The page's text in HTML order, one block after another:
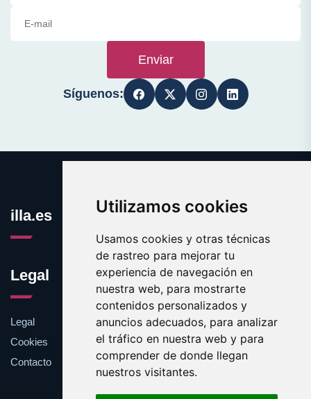
Utilizamos cookies
Usamos cookies y otras técnicas
de rastreo para mejorar tu
experiencia de navegación en
nuestra web, para mostrarte
contenidos personalizados y
anuncios adecuados, para analizar
el tráfico en nuestra web y para
comprender de donde llegan
nuestros visitantes.
Enviar
Síguenos:
illa.es
Legal
Legal
Cookies
Contacto